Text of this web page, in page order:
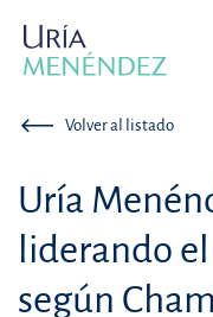
Volver al listado
Uría
liderando
según